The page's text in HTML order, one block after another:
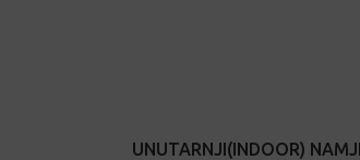
UNUTARNJI(INDOOR)